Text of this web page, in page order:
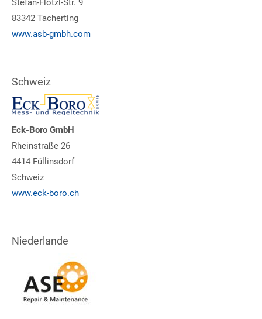
Stefan-Flötzl-Str. 9
83342 Tacherting
www.asb-gmbh.com
Schweiz
Eck-Boro GmbH
Rheinstraße 26
4414 Füllinsdorf
Schweiz
www.eck-boro.ch
Niederlande